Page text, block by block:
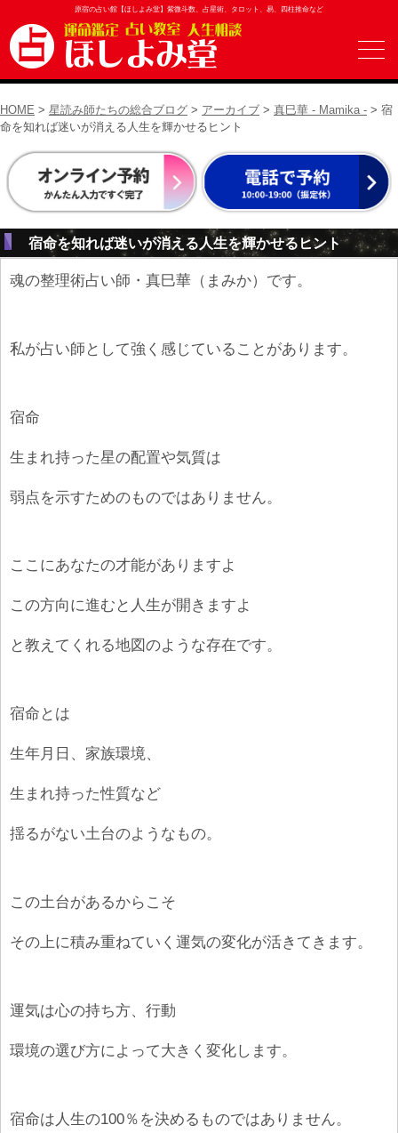
原宿の占い館【ほしよみ堂】紫微斗数、占星術、タロット、易、四柱推命など
HOME > 星読み師たちの総合ブログ > アーカイブ > 真巳華 - Mamika - > 宿
命を知れば迷いが消える人生を輝かせるヒント
宿命を知れば迷いが消える人生を輝かせるヒント
魂の整理術占い師・真巳華（まみか）です。
私が占い師として強く感じていることがあります。
宿命
生まれ持った星の配置や気質は
弱点を示すためのものではありません。
ここにあなたの才能がありますよ
この方向に進むと人生が開きますよ
と教えてくれる地図のような存在です。
宿命とは
生年月日、家族環境、
生まれ持った性質など
揺るがない土台のようなもの。
この土台があるからこそ
その上に積み重ねていく運気の変化が活きてきます。
運気は心の持ち方、行動
環境の選び方によって大きく変化します。
宿命は人生の100％を決めるものではありません。